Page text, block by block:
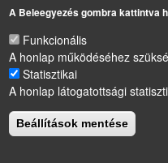
LÁBLÉC
Impresszum
Sütikezelési szabályzat
Drupalalapú webhely
A Beleegyezés gombra kattintva
Funkcionális
A honlap működéséhez
Statisztikai
A honlap látogatottsági
Beállítások mentése